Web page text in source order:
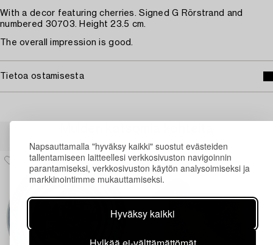
Napsauttamalla "hyväksy kaikki" suostut evästeiden
tallentamiseen laitteellesi verkkosivuston navigoinnin
parantamiseksi, verkkosivuston käytön analysoimiseksi ja
markkinointimme mukauttamiseksi.
Hyväksy kaikki
With a decor featuring cherries. Signed G Rörstrand and
numbered 30703. Height 23.5 cm.
The overall impression is good.
Tietoa ostamisesta